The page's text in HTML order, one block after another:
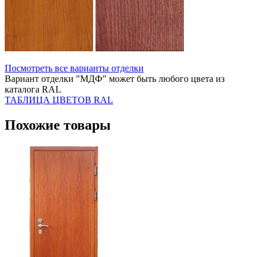
Посмотреть все варианты отделки
Вариант отделки "МДФ" может быть любого цвета из
каталога RAL
ТАБЛИЦА ЦВЕТОВ RAL
Похожие товары